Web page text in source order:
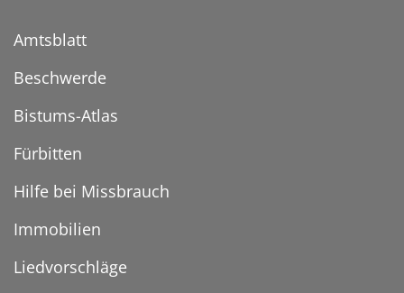
Amtsblatt
Beschwerde
Bistums-Atlas
Fürbitten
Hilfe bei Missbrauch
Immobilien
Liedvorschläge